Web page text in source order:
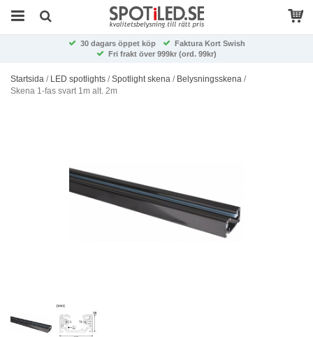
30 dagars öppet köp
Faktura Kort Swish
Fri frakt över 999kr (ord. 99kr)
Startsida / LED spotlights /Spotlight skena / Belysningsskena /
Skena 1-fas svart 1m alt. 2m